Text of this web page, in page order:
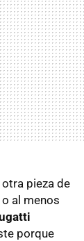
otra pieza de
al menos
porque